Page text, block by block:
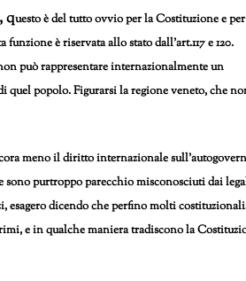
questo è del tutto ovvio per la Costituzione e
è riservata allo stato dall’art.117 e 120.
può rappresentare internazionalmente un
popolo. Figurarsi la regione veneto, che
meno il diritto internazionale
purtroppo parecchio misconosciuti dai
dicendo che perfino molti
e in qualche maniera tradiscono la